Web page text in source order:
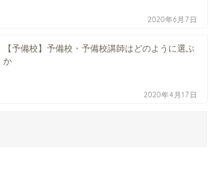
2020年6月7日
【予備校】予備校・予備校講師はどのように選ぶ
か
2020年4月17日